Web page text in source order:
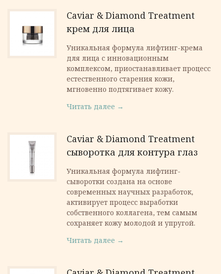
составляла
63.10 €.
45.44 €.Caviar & Diamond Treatment
крем для лица
Уникальная формула лифтинг-крема
для лица с инновационным
комплексом, приостанавливает процесс
естественного старения кожи,
мгновенно подтягивает кожу.
Читать далее →
Caviar & Diamond Treatment
сыворотка для контура глаз
Уникальная формула лифтинг-
сыворотки создана на основе
современных научных разработок,
активирует процесс выработки
собственного коллагена, тем самым
сохраняет кожу молодой и упругой.
Читать далее →